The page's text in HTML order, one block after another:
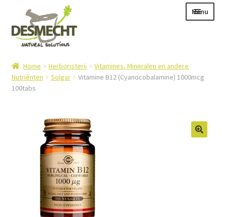
naar
navigatie
de
inhoud
Menu
Login – Mijn Account
Home Herboristerij
Vitamines, Mineralen en andere
Nutriënten
Solgar
Vitamine B12 (Cyanocobalamine) 1000mcg
100tabs